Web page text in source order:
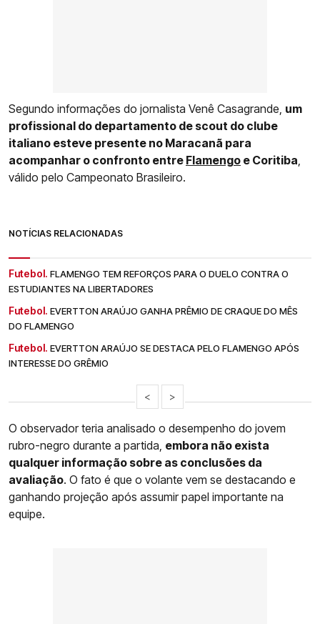
Segundo informações do jornalista Venê Casagrande, um
profissional do departamento de scout do clube
italiano esteve presente no Maracanã para
acompanhar o confronto entre Flamengo e Coritiba
válido pelo Campeonato Brasileiro.
NOTÍCIAS RELACIONADAS
Futebol. FLAMENGO TEM REFORÇOS PARA O DUELO CONTRA O
ESTUDIANTES NA LIBERTADORES
Futebol. EVERTTON ARAÚJO GANHA PRÊMIO DE CRAQUE DO MÊS
DO FLAMENGO
Futebol. EVERTTON ARAÚJO SE DESTACA PELO FLAMENGO APÓS
INTERESSE DO GRÊMIO
< >
O observador teria analisado o desempenho do jovem
rubro-negro durante a partida, embora não exista
qualquer informação sobre as conclusões da
avaliação. O fato é que o volante vem se destacando e
ganhando projeção após assumir papel importante na
equipe.